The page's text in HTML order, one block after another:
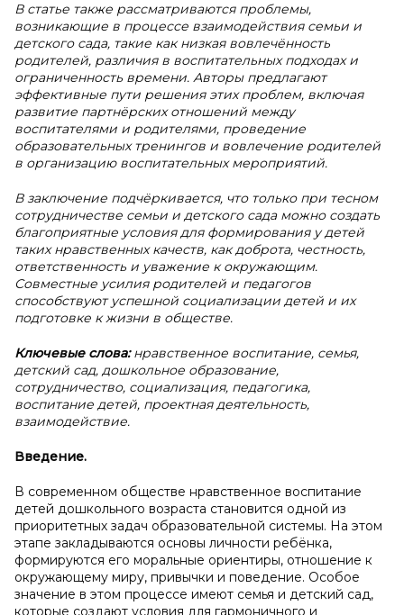
В статье также рассматриваются проблемы,
возникающие в процессе взаимодействия семьи и
детского сада, такие как низкая вовлечённость
родителей, различия в воспитательных подходах и
ограниченность времени. Авторы предлагают
эффективные пути решения этих проблем, включая
развитие партнёрских отношений между
воспитателями и родителями, проведение
образовательных тренингов и вовлечение родителей
в организацию воспитательных мероприятий.
В заключение подчёркивается, что только при тесном
сотрудничестве семьи и детского сада можно создать
благоприятные условия для формирования у детей
таких нравственных качеств, как доброта, честность,
ответственность и уважение к окружающим.
Совместные усилия родителей и педагогов
способствуют успешной социализации детей и их
подготовке к жизни в обществе.
Ключевые слова:нравственное воспитание, семья,
детский сад, дошкольное образование,
сотрудничество, социализация, педагогика,
воспитание детей, проектная деятельность,
взаимодействие.
Введение.
В современном обществе нравственное воспитание
детей дошкольного возраста становится одной из
приоритетных задач образовательной системы. На этом
этапе закладываются основы личности ребёнка,
формируются его моральные ориентиры, отношение к
окружающему миру, привычки и поведение. Особое
значение в этом процессе имеют семья и детский сад,
которые создают условия для гармоничного и